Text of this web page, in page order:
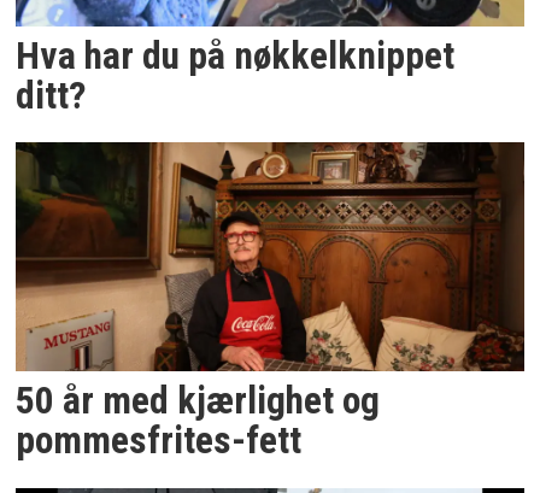
Hva har du på nøkkelknippet
ditt?
50 år med kjærlighet og
pommesfrites-fett